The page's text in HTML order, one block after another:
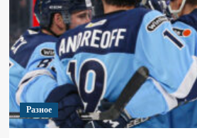
Разное